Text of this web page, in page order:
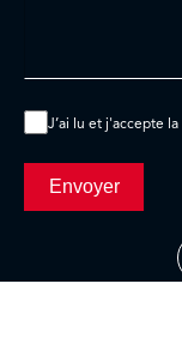
J’ai lu et j'accepte la
Envoyer